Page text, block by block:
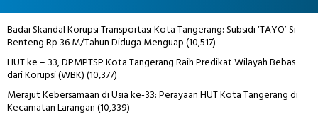
Badai Skandal Korupsi Transportasi Kota Tangerang: Subsidi ‘TAYO’ Si
Benteng Rp 36 M/Tahun Diduga Menguap(10,517)
HUT ke – 33, DPMPTSP Kota Tangerang Raih Predikat Wilayah Bebas
dari Korupsi (WBK)(10,377)
Merajut Kebersamaan di Usia ke-33: Perayaan HUT Kota Tangerang di
Kecamatan Larangan(10,339)